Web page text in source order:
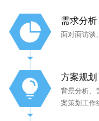
需求分析
面对面访谈
方案规划
背景分析、
案策划工作